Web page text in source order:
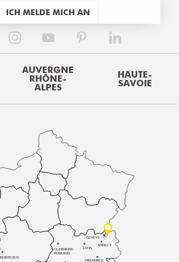
ICH MELDE MICH AN
AUVERGNE
RHÔNE-
ALPES
HAUTE-
SAVOIE
BORDEAUX
CLERMONT-
FERRAND
LYON
ANNECY
GRENOBLE
GENÈVE